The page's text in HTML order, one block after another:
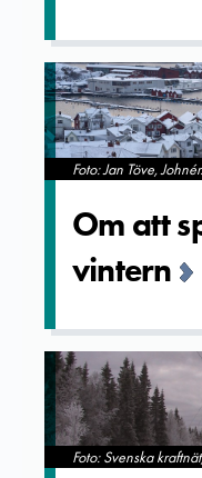
Foto: Jan Töve, Johnér.
Om att
vintern
Foto: Svenska